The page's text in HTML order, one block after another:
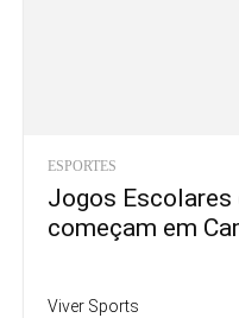
ESPORTES
Jogos Escolares
começam em
Viver Sports